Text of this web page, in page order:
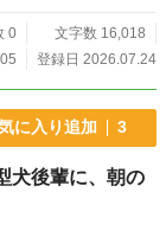
ネタSSは全てこちら
と様子がおかしかった
0
文字数 16,018
登録日 2026.07.24
に入り追加 3
犬後輩に、朝の